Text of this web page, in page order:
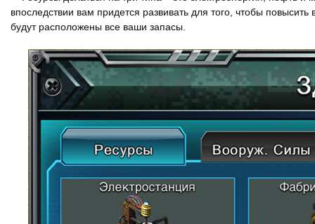
впоследствии вам придется развивать для того, чтобы
будут расположены все ваши запасы.